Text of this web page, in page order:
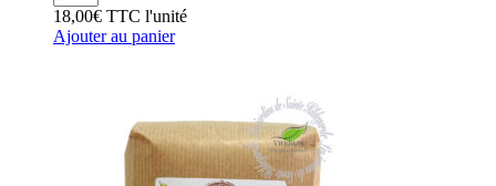
18,00€ TTC l'unité
Ajouter au panier